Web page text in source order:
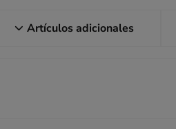
Artículos adicionales